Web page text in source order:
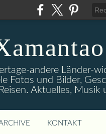
andere Länder-
Fotos und Bilder,
Aktuelles, Musik
KONTAKT